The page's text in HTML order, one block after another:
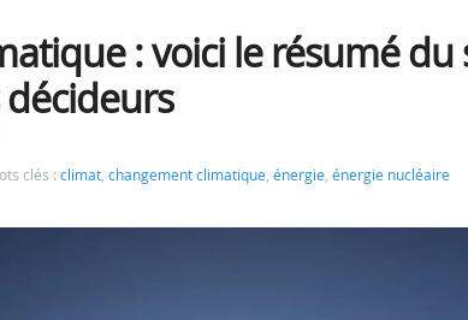
: voici le résumé
décideurs
clés : climat, changement climatique, énergie, énergie nucléaire